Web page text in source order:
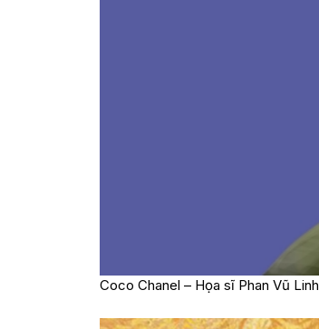
Coco Chanel – Họa sĩ Phan Vũ Linh